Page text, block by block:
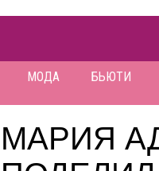
МОДА БЬЮТИ
МАРИЯ